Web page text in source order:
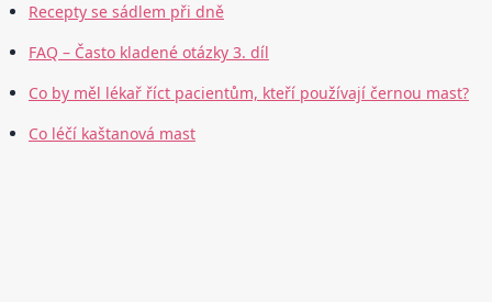
Recepty se sádlem při dně
FAQ – Často kladené otázky 3. díl
Co by měl lékař říct pacientům, kteří používají černou mast?
Co léčí kaštanová mast